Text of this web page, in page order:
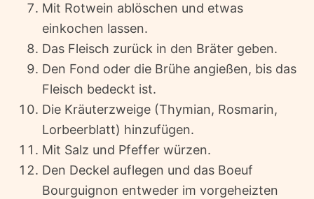
Mit Rotwein ablöschen und etwas
einkochen lassen.
Das Fleisch zurück in den Bräter geben.
Den Fond oder die Brühe angießen, bis das
Fleisch bedeckt ist.
Die Kräuterzweige (Thymian, Rosmarin,
Lorbeerblatt) hinzufügen.
Mit Salz und Pfeffer würzen.
Den Deckel auflegen und das Boeuf
Bourguignon entweder im vorgeheizten